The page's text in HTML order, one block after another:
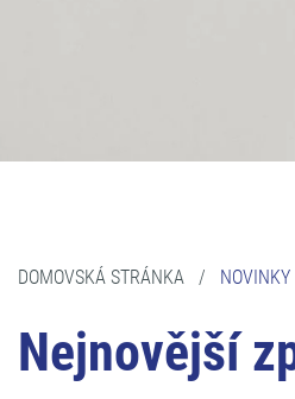
DOMOVSKÁ STRÁNKA / NOVINKY
Nejnovější